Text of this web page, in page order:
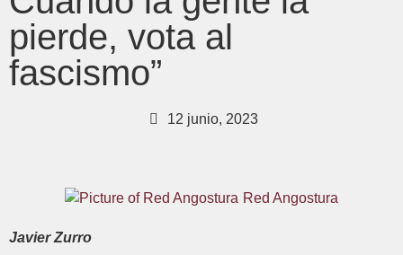
pierde, vota al
fascismo”
12 junio, 2023
Red Angostura
Javier Zurro